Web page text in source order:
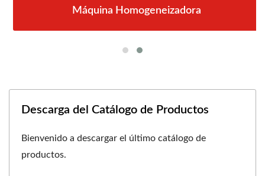
Máquina Homogeneizadora
Descarga del Catálogo de Productos
Bienvenido a descargar el último catálogo de
productos.